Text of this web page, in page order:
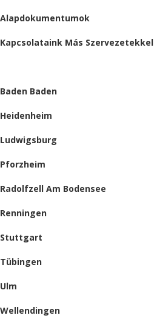
Alapdokumentumok
Kapcsolataink Más Szervezetekkel
Baden Baden
Heidenheim
Ludwigsburg
Pforzheim
Radolfzell Am Bodensee
Renningen
Stuttgart
Tübingen
Ulm
Wellendingen